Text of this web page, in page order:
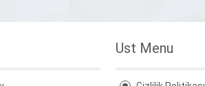
Ust Menu